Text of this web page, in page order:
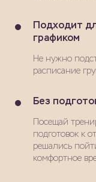
Подходит
графиком
Не нужно
расписание
Без
Посещай
подготовок к
решались
комфортное